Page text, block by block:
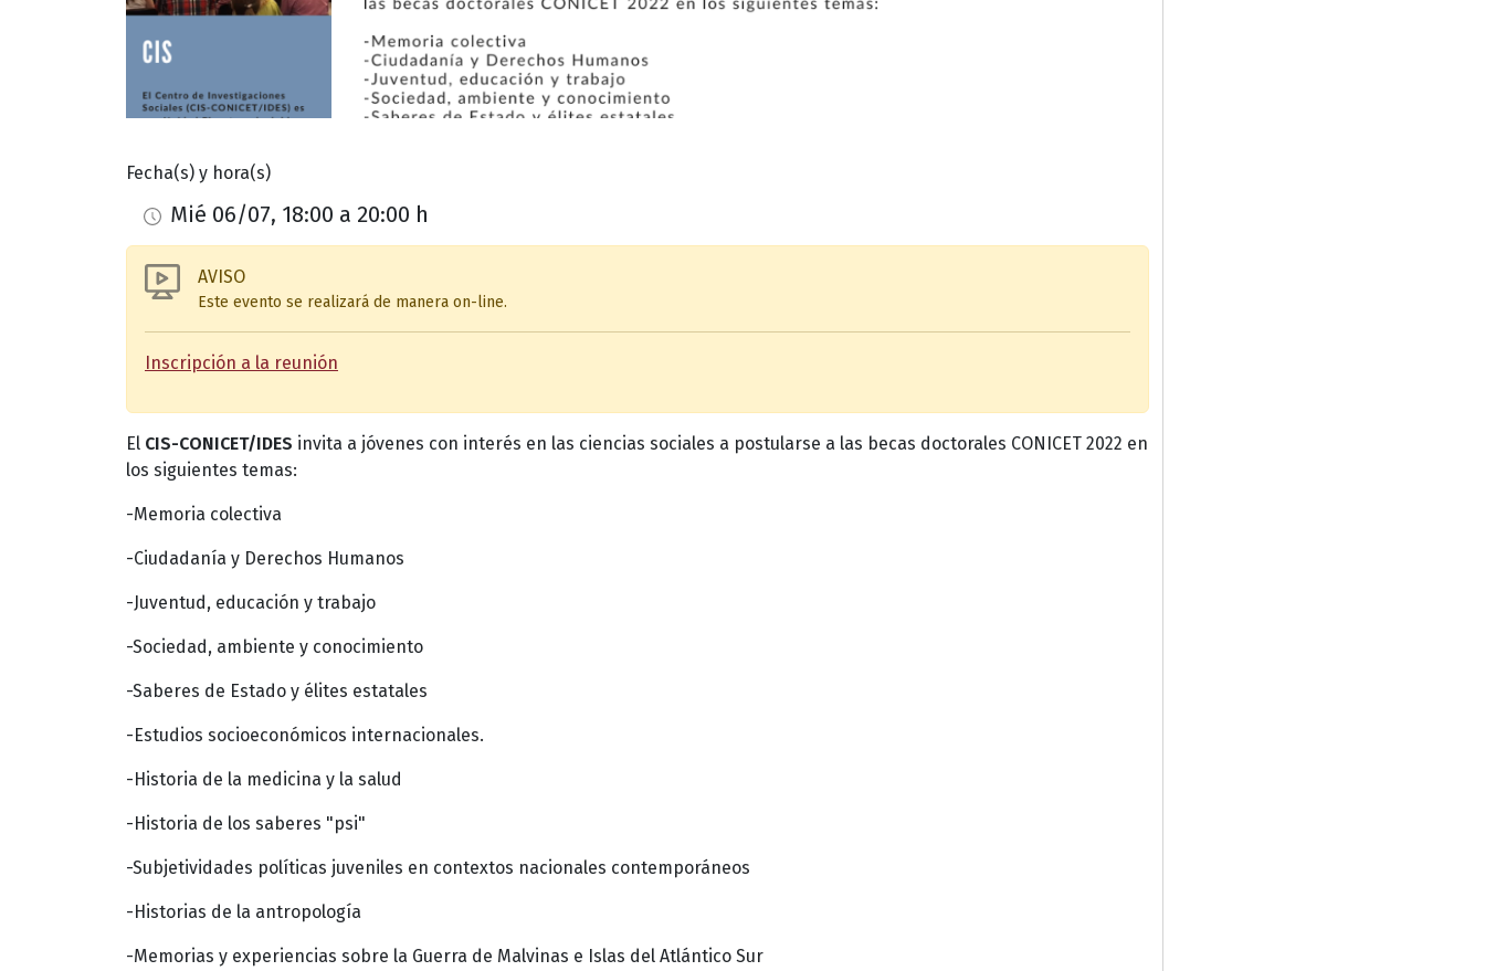
Fecha(s) y hora(s)
Mié 06/07, 18:00 a 20:00 h
AVISO
Este evento se realizará de manera on-line.
Inscripción a la reunión
El CIS-CONICET/IDES invita a jóvenes con interés en las ciencias sociales a postularse a las becas doctorales CONICET 2022 en
los siguientes temas:
-Memoria colectiva
-Ciudadanía y Derechos Humanos
-Juventud, educación y trabajo
-Sociedad, ambiente y conocimiento
-Saberes de Estado y élites estatales
-Estudios socioeconómicos internacionales.
-Historia de la medicina y la salud
-Historia de los saberes "psi"
-Subjetividades políticas juveniles en contextos nacionales contemporáneos
-Historias de la antropología
-Memorias y experiencias sobre la Guerra de Malvinas e Islas del Atlántico Sur